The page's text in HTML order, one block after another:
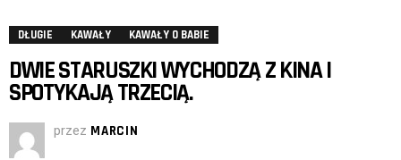
DŁUGIE KAWAŁY KAWAŁY O BABIE
DWIE STARUSZKI WYCHODZĄ Z KINA I
SPOTYKAJĄ TRZECIĄ.
przez MARCIN